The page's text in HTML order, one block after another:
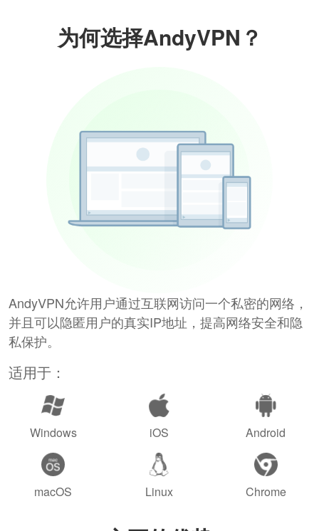
为何选择AndyVPN？
AndyVPN允许用户通过互联网访问一个私密的网络，
并且可以隐匿用户的真实IP地址，提高网络安全和隐
私保护。
适用于：
Windows iOS Android
macOS Linux Chrome